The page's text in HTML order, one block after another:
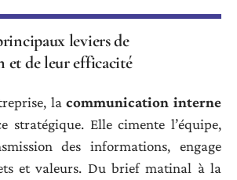
leviers de
et de leur efficacité
lacommunication interne
stratégique. Elle cimente l’équipe,
des informations, engage
et valeurs. Du brief matinal à la